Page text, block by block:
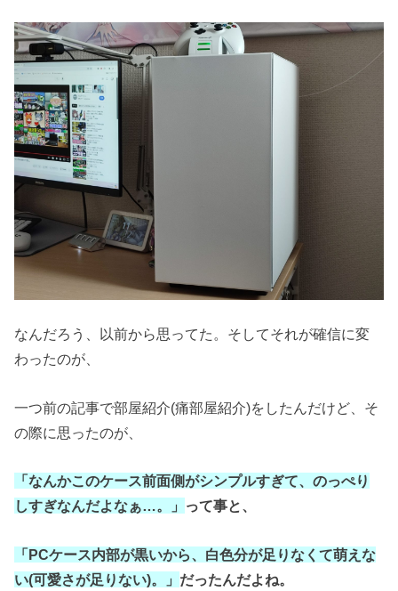
なんだろう、以前から思ってた。そしてそれが確信に変
わったのが、
一つ前の記事で部屋紹介(痛部屋紹介)をしたんだけど、そ
の際に思ったのが、
「なんかこのケース前面側がシンプルすぎて、のっぺり
しすぎなんだよなぁ…。」 って事と、
「PCケース内部が黒いから、白色分が足りなくて萌えな
い(可愛さが足りない)。」 だったんだよね。